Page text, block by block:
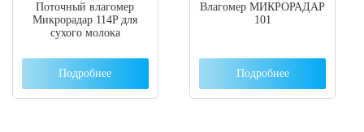
Поточный влагомер
Микрорадар 114P для
сухого молока
Подробнее
Влагомер МИКРОРАДАР
101
Подробнее